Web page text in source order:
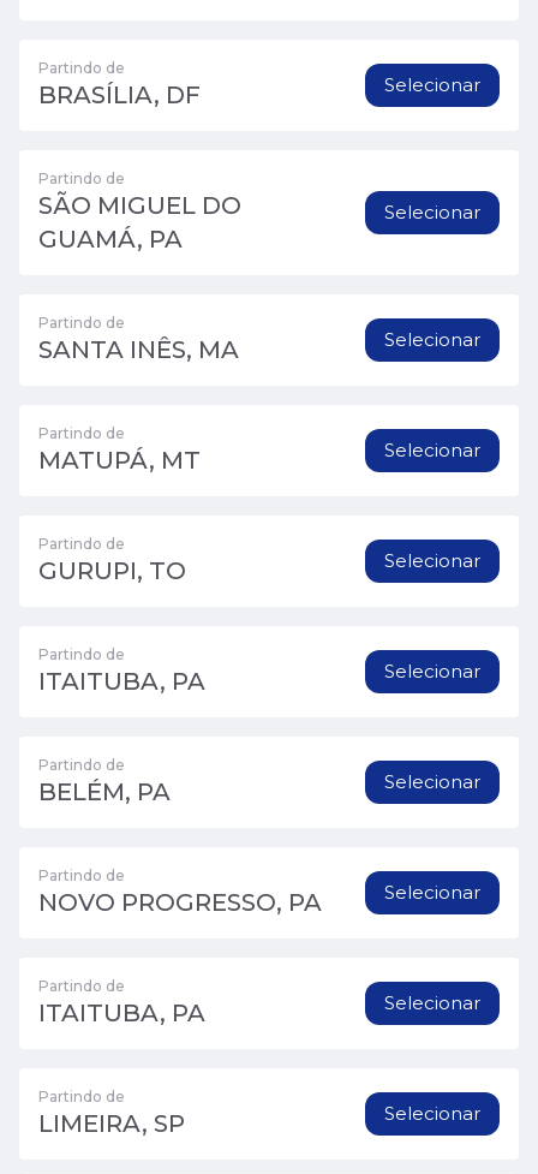
Partindo de
BRASÍLIA, DF Selecionar
Partindo de
SÃO MIGUEL DO
GUAMÁ, PA
Selecionar
Partindo de
SANTA INÊS, MA Selecionar
Partindo de
MATUPÁ, MT Selecionar
Partindo de
GURUPI, TO Selecionar
Partindo de
ITAITUBA, PA Selecionar
Partindo de
BELÉM, PA Selecionar
Partindo de
NOVO PROGRESSO, PA Selecionar
Partindo de
ITAITUBA, PA Selecionar
Partindo de
LIMEIRA, SP Selecionar